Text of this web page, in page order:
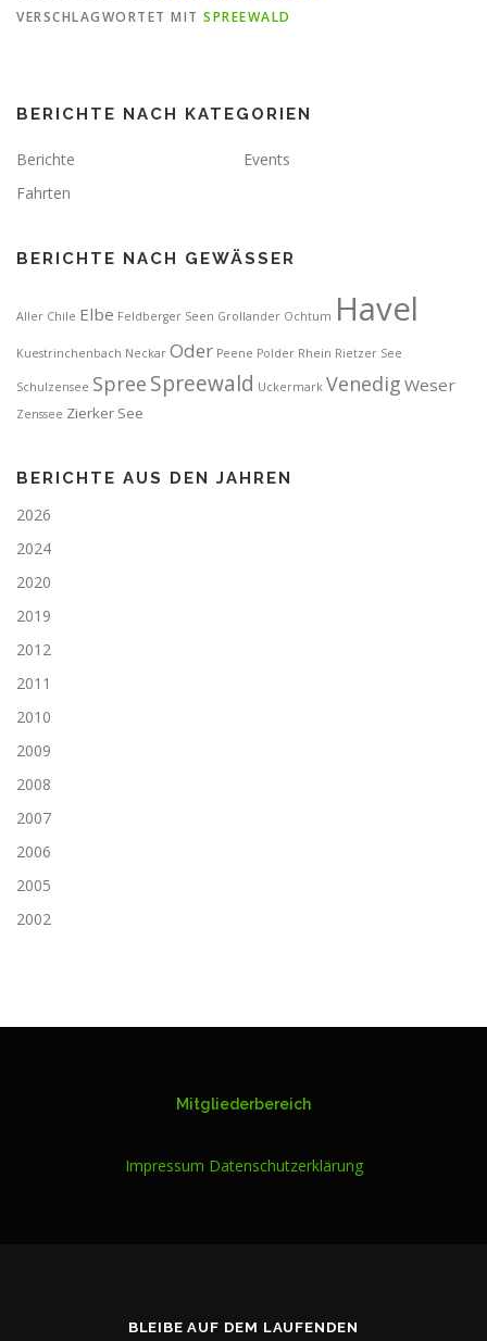
VERSCHLAGWORTET MIT SPREEWALD
BERICHTE NACH KATEGORIEN
Berichte
Events
Fahrten
BERICHTE NACH GEWÄSSER
Aller Chile Elbe Feldberger Seen Grollander Ochtum Havel
Kuestrinchenbach Neckar Oder Peene Polder Rhein Rietzer See
Schulzensee Spree Spreewald Uckermark Venedig Weser
Zenssee Zierker See
BERICHTE AUS DEN JAHREN
2026
2024
2020
2019
2012
2011
2010
2009
2008
2007
2006
2005
2002
Mitgliederbereich
Impressum Datenschutzerklärung
BLEIBE AUF DEM LAUFENDEN